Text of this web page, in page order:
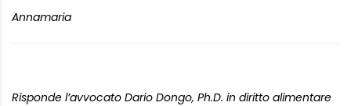
Annamaria
Risponde l’avvocato Dario Dongo, Ph.D. in diritto alimentare